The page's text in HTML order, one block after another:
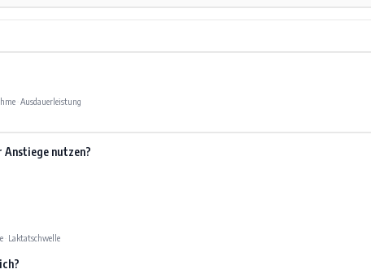
Ausdauerleistung
Anstiege nutzen?
Laktatschwelle